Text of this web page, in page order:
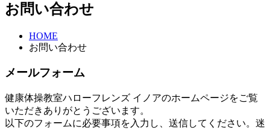
お問い合わせ
HOME
お問い合わせ
メールフォーム
健康体操教室ハローフレンズ イノアのホームページをご覧
いただきありがとうございます。
以下のフォームに必要事項を入力し、送信してください。迷